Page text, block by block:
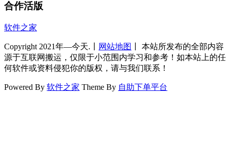
合作活版
软件之家
Copyright 2021年—今天.丨 网站地图
丨 本站所发布的全部内容
源于互联网搬运，仅限于小范围内学习和参考！如本站上的任
何软件或资料侵犯你的版权，请与我们联系！
Powered By 软件之家 Theme By 自助下单平台